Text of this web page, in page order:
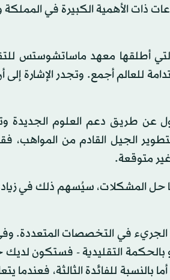
ذات الأهمية الكبيرة في
التي أطلقها معهد ماساتشوستس
للعالم أجمع. وتجدر الإشارة إلى
عن طريق دعم العلوم الجديدة
الجيل القادم من المواهب،
متوقعة.
حل المشكلات، سيُسهم ذلك في
الجريء في التخصصات المتعددة.
التقليدية - فستكون
للفائدة الثالثة، فعندما